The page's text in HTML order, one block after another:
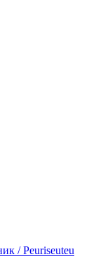
/ Peuriseuteu